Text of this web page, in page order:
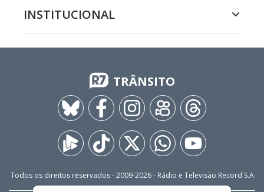
INSTITUCIONAL
TRÂNSITO
Todos os direitos reservados - 2009-2026- Rádio e Televisão Record S.A